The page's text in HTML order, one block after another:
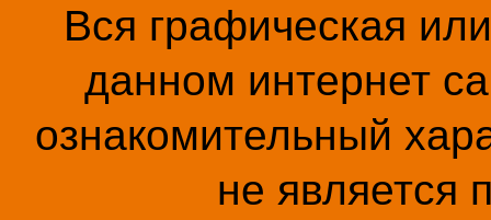
Вся графическая
данном интернет
ознакомительный
не является